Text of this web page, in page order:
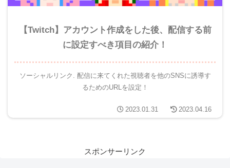
【Twitch】アカウント作成をした後、配信する前
に設定すべき項目の紹介！
ソーシャルリンク. 配信に来てくれた視聴者を他のSNSに誘導す
るためのURLを設定！
2023.01.31 2023.04.16
スポンサーリンク